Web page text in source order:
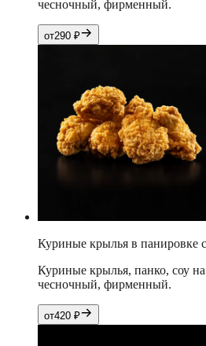
чесночный, фирменный.
от290 ₽
Куриные крылья в панировке
Куриные крылья, панко, соу
чесночный, фирменный.
от420 ₽